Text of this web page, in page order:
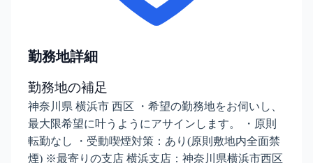
勤務地詳細
勤務地の補足
神奈川県 横浜市 西区 ・希望の勤務地をお伺いし、
最大限希望に叶うようにアサインします。 ・原則
転勤なし ・受動喫煙対策：あり(原則敷地内全面禁
煙) ※最寄りの支店 横浜支店：神奈川県横浜市西区